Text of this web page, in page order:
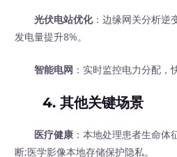
光伏电站优化：边缘网关分析逆
发电量提升8%。
智能电网 ：实时监控电力分配，
4.其他关键场景
医疗健康 ：本地处理患者生命
断;医学影像本地存储保护隐私。